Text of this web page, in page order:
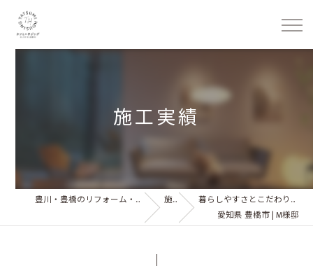
施工実績
豊川・豊橋のリフォーム・リノベーション 株式会社タツミハウジング 施工実績
暮らしやすさとこだわりを両立させたフレンチスタイルのおうち
愛知県 豊橋市 | M様邸